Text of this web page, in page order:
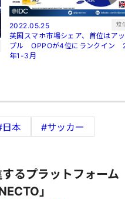
2022.05.25 短
英国スマホ市場シェア、首位はアッ
プル OPPOが4位にランクイン
年1-3月
本
#サッカー
るプラットフォーム
」